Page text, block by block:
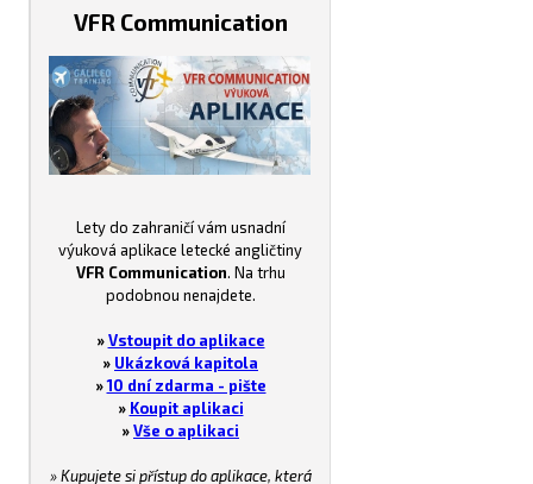
VFR Communication
Lety do zahraničí vám usnadní
výuková aplikace letecké angličtiny
VFR Communication. Na trhu
podobnou nenajdete.
» Vstoupit do aplikace
» Ukázková kapitola
»10 dní zdarma - pište
» Koupit aplikaci
»Vše o aplikaci
» Kupujete si přístup do aplikace, která